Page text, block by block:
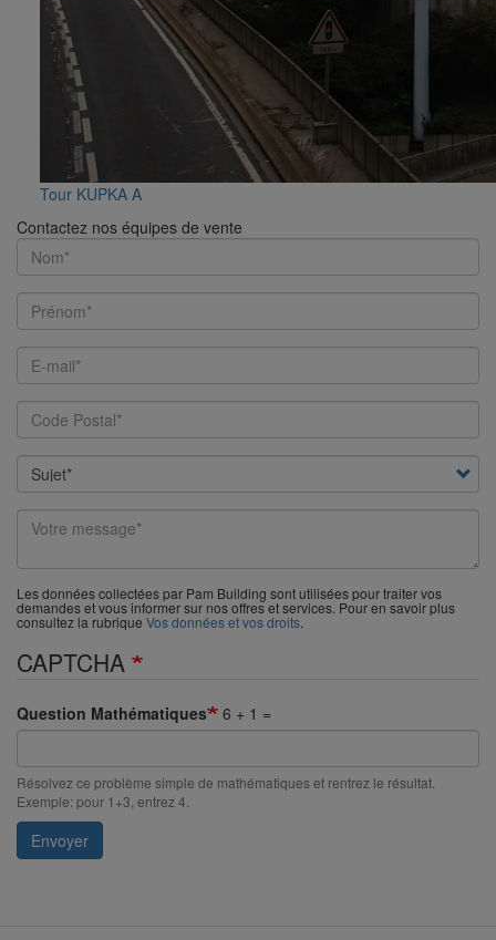
Tour KUPKA A
Contactez nos équipes de vente
Name
First
Name
Email
Subject
Your
message
Les données collectées par Pam Building sont utilisées pour traiter vos
demandes et vous informer sur nos offres et services. Pour en savoir plus
consultez la rubrique Vos données et vos droits.
CAPTCHA
Question Mathématiques 6 + 1 =
Résolvez ce problème simple de mathématiques et rentrez le résultat.
Exemple: pour 1+3, entrez 4.
Envoyer